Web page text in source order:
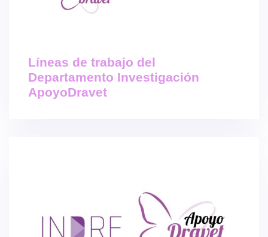
Líneas de trabajo del
Departamento Investigación
ApoyoDravet